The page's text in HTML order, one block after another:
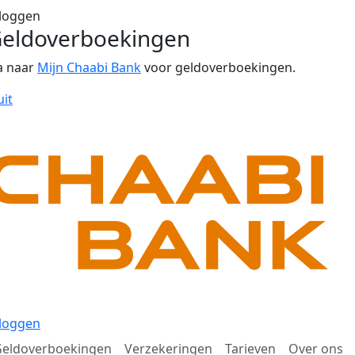
naar Mijn Chaabi Bankvoor geldoverboekingen.
Verzekeringen Tarieven
Over ons